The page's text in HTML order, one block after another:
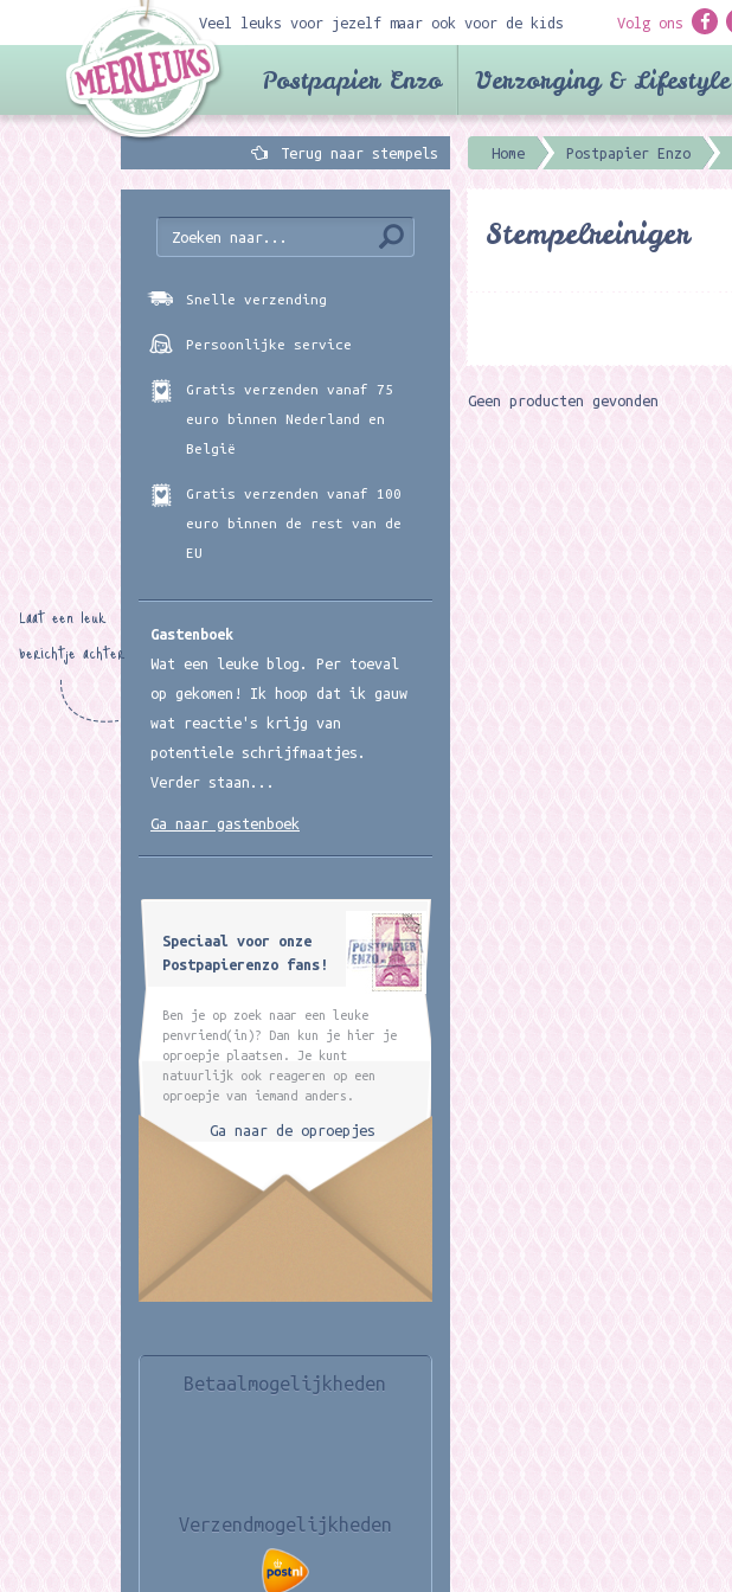
Veel leuks voor jezelf maar ook voor de kids Volg ons
Postpapier Enzo Verzorging & Lifestyle
Terug naar stempels Home Postpapier Enzo
Stempelreiniger
Geen producten gevonden
Snelle verzending
Persoonlijke service
Gratis verzenden vanaf 75
euro binnen Nederland en
België
Gratis verzenden vanaf 100
euro binnen de rest van de
EU
Gastenboek
Wat een leuke blog. Per toeval
op gekomen! Ik hoop dat ik gauw
wat reactie's krijg van
potentiele schrijfmaatjes.
Verder staan...
Laat een leuk
berichtje achter
Ga naar gastenboek
Speciaal voor onze
Postpapierenzo fans!
Ben je op zoek naar een leuke
penvriend(in)? Dan kun je hier je
oproepje plaatsen. Je kunt
natuurlijk ook reageren op een
oproepje van iemand anders.
Ga naar de oproepjes
Betaalmogelijkheden
Verzendmogelijkheden